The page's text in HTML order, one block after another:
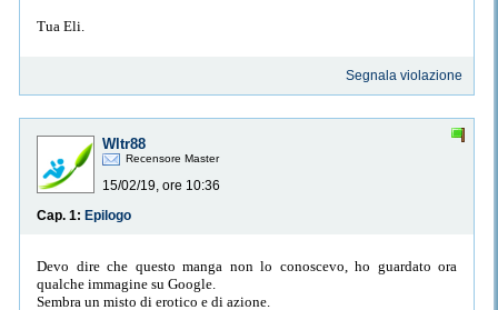
Tua Eli.
Segnala violazione
Wltr88
Recensore Master
15/02/19, ore 10:36
Cap. 1: Epilogo
Devo dire che questo manga non lo conoscevo, ho guardato ora
qualche immagine su Google.
Sembra un misto di erotico e di azione.